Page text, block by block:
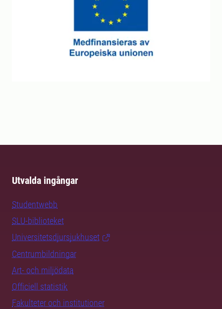
Utvalda ingångar
Studentwebb
SLU-biblioteket
Universitetsdjursjukhuset
Centrumbildningar
Art- och miljödata
Officiell statistik
Fakulteter och institutioner